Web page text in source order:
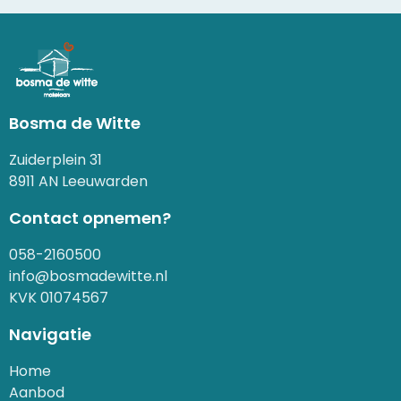
Bosma de Witte
Zuiderplein 31
8911 AN Leeuwarden
Contact opnemen?
058-2160500
info@bosmadewitte.nl
KVK 01074567
Navigatie
Home
Aanbod